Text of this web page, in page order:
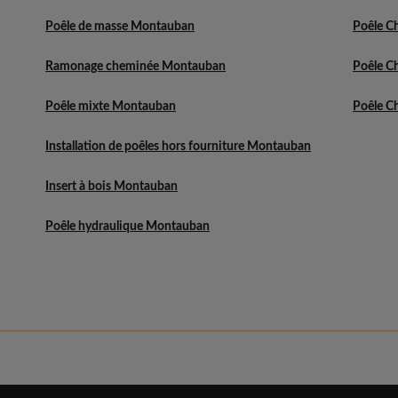
Poêle de masse Montauban
Ramonage cheminée Montauban
Poêle mixte Montauban
Installation de poêles hors fourniture Montauban
Insert à bois Montauban
Poêle hydraulique Montauban
Poêle
Poêle
Poêle